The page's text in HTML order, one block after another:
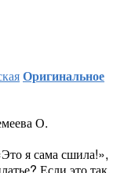
Оригинальное
О.
я сама сшила!»,